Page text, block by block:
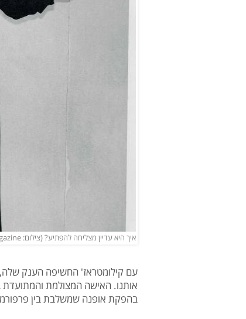
איך היא עדיין מצליחה להפתיע? (צילום: Thibaut Grevet for Re Edition Magazine)
עם קילומטראז' החשיפה הענק
אותנו. האישה המצולמת
בהפקת אופנה שמשלבת בין